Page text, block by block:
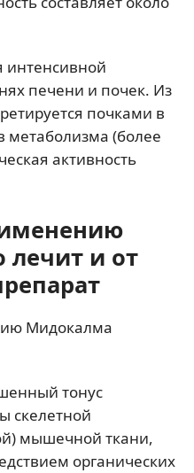
интенсивной
печени и почек. Из
почками в
метаболизма (более
активность
и от
Мидокалма
тонус
скелетной
мышечной ткани,
органических